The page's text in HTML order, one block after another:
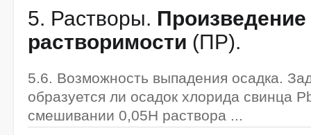
5. Растворы. Произведение
растворимости (ПР).
5.6. Возможность выпадения осадка.
образуется ли осадок хлорида свинца
смешивании 0,05Н раствора ...